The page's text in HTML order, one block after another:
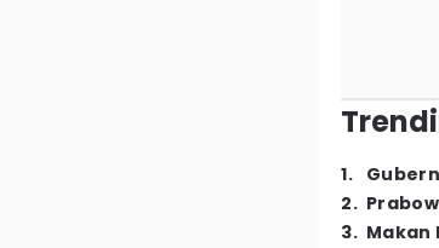
1.
2.
3. Makan